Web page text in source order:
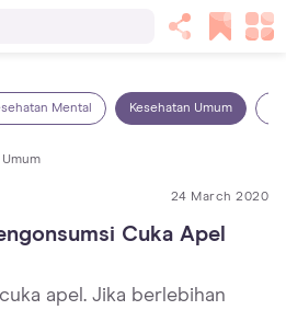
Mental Kesehatan Umum
Umum
24 March 2020
Cuka Apel
apel. Jika berlebihan